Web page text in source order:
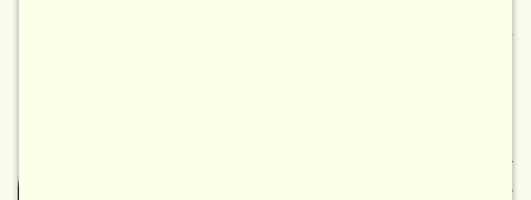
tabiiy va aniq fanlar
geografiya va biologiya
fanlari o'qituvchisi.